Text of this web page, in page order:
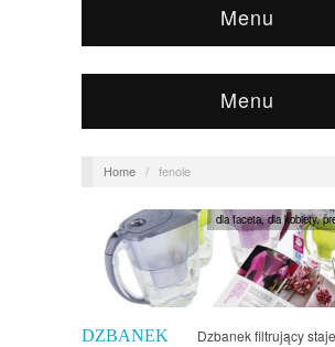
Menu
Menu
Home / fenole
DZBANEK
dla faceta,dla kobiety,
Dzbanek filtrujący